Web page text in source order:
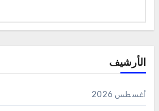
الأرشيف
أغسطس 2026